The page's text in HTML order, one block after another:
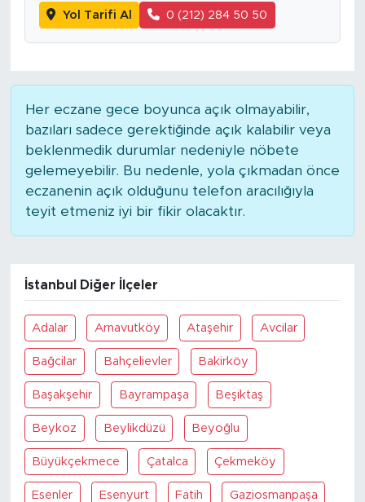
Yol Tarifi Al 0 (212) 284 50 50
Her eczane gece boyunca açık olmayabilir,
bazıları sadece gerektiğinde açık kalabilir veya
beklenmedik durumlar nedeniyle nöbete
gelemeyebilir. Bu nedenle, yola çıkmadan önce
eczanenin açık olduğunu telefon aracılığıyla
teyit etmeniz iyi bir fikir olacaktır.
İstanbul Diğer İlçeler
Adalar Arnavutköy Ataşehir Avcilar
Bağcilar Bahçelievler Bakirköy
Başakşehir Bayrampaşa Beşiktaş
Beykoz Beylikdüzü Beyoğlu
Büyükçekmece Çatalca Çekmeköy
Esenler Esenyurt Fatih Gaziosmanpaşa